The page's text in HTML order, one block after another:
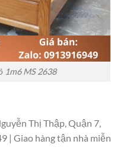
1m6 MS 2638
Thị Thập, Quận 7,
| Giao hàng tận nhà miễn